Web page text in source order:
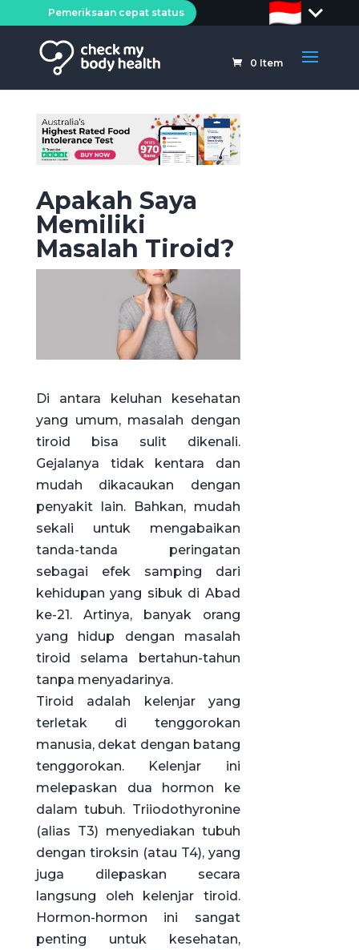
Pemeriksaan cepat status
0 Item
Apakah Saya
Memiliki
Masalah Tiroid?
Di antara keluhan kesehatan
yang umum, masalah dengan
tiroid bisa sulit dikenali.
Gejalanya tidak kentara dan
mudah dikacaukan dengan
penyakit lain. Bahkan, mudah
sekali untuk mengabaikan
tanda-tanda peringatan
sebagai efek samping dari
kehidupan yang sibuk di Abad
ke-21. Artinya, banyak orang
yang hidup dengan masalah
tiroid selama bertahun-tahun
tanpa menyadarinya.
Tiroid adalah kelenjar yang
terletak di tenggorokan
manusia, dekat dengan batang
tenggorokan. Kelenjar ini
melepaskan dua hormon ke
dalam tubuh. Triiodothyronine
(alias T3) menyediakan tubuh
dengan tiroksin (atau T4), yang
juga dilepaskan secara
langsung oleh kelenjar tiroid.
Hormon-hormon ini sangat
penting untuk kesehatan,